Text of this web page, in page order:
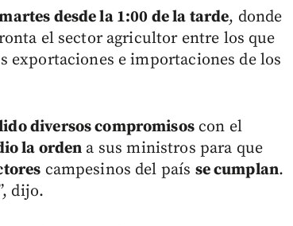
desde la 1:00 de la tarde, donde
el sector agricultor entre los que
exportaciones e importaciones de los
diversos compromisoscon el
la orden a sus ministros para que
campesinos del país se cumplan.
dijo.